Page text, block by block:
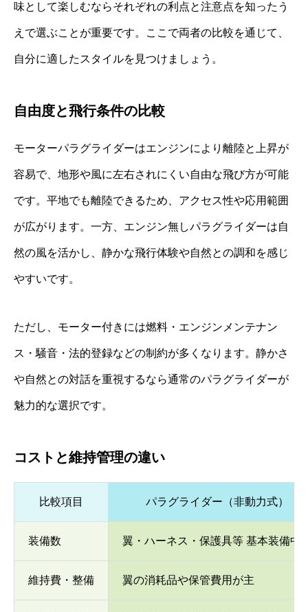
味として楽しむならそれぞれの利点と注意点を知ったう
えで選ぶことが重要です。ここで両者の比較を通じて、
自分に適したスタイルを見つけましょう。
自由度と飛行条件の比較
モーターパラグライダーはエンジンにより離陸と上昇が
容易で、地形や風に左右されにくい自由な飛び方が可能
です。平地でも離陸できるため、アクセス性や応用範囲
が広がります。一方、エンジン無しパラグライダーは自
然の風を活かし、静かな飛行体験や自然との調和を感じ
やすいです。
ただし、モーター付きには燃料・エンジンメンテナン
ス・騒音・法的登録などの制約が多くなります。静かさ
や自然との対話を重視するなら通常のパラグライダーが
魅力的な選択です。
コストと維持管理の違い
比較項目 パラグライダー（非動力式）
装備数 翼・ハーネス・保護具等 基本装備中
維持費・整備 翼の消耗品や保管費用が主